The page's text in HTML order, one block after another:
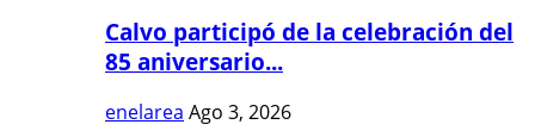
Calvo participó de la celebración del
85 aniversario...
enelarea Ago 3, 2026